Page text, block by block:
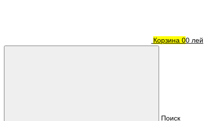
Корзина 00 лей
Поиск